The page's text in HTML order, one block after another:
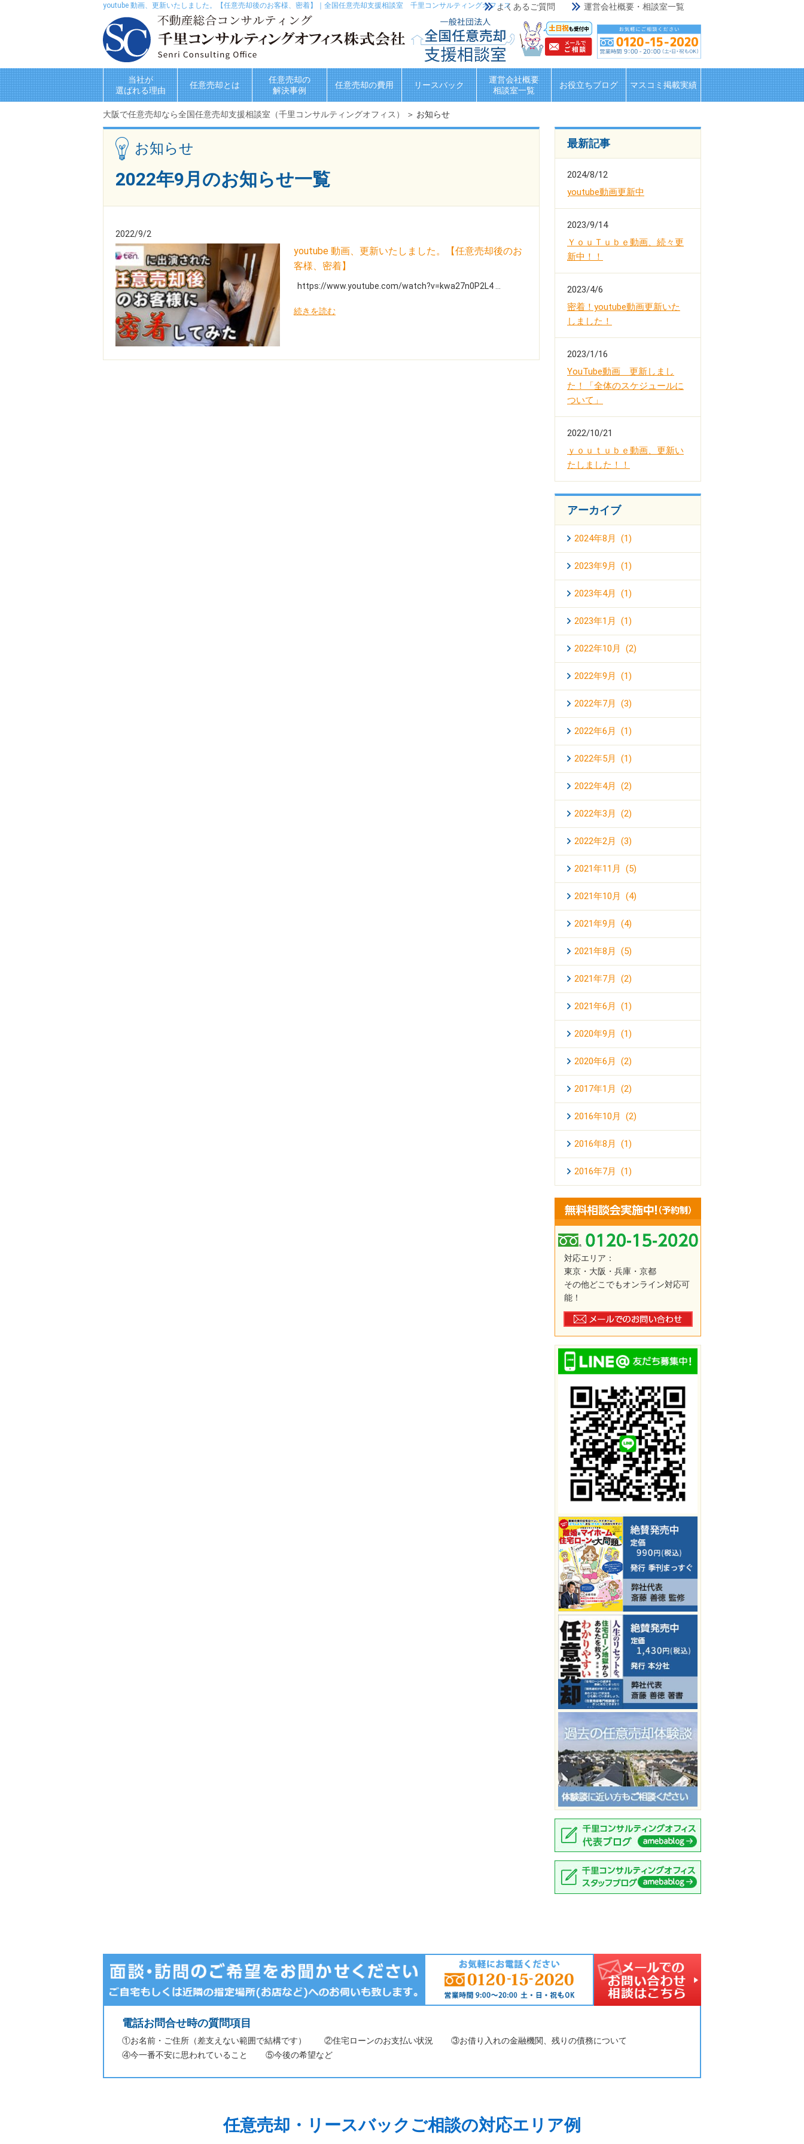
youtube 動画、更新いたしました。【任意売却後のお客様、密着】｜全国任意売却支援相談室 千里コンサルティングオフィスよくあるご質問 運営会社概要・相談室一覧
当社が
選ばれる理由
任意売却とは
任意売却の
解決事例
任意売却の費用 リースバック
運営会社概要
相談室一覧
お役立ちブログ マスコミ掲載実績
大阪で任意売却なら全国任意売却支援相談室（千里コンサルティングオフィス） ＞ お知らせ
お知らせ
2022年9月のお知らせ一覧
2022/9/2
youtube 動画、更新いたしました。【任意売却後のお
客様、密着】
https://www.youtube.com/watch?v=kwa27n0P2L4 ...
続きを読む
最新記事
2024/8/12
youtube動画更新中
2023/9/14
ＹｏｕＴｕｂｅ動画、続々更
新中！！
2023/4/6
密着！youtube動画更新いた
しました！
2023/1/16
YouTube動画 更新しまし
た！「全体のスケジュールに
ついて」
2022/10/21
ｙｏｕｔｕｂｅ動画、更新い
たしました！！
アーカイブ
2024年8月 (1)
2023年9月 (1)
2023年4月 (1)
2023年1月 (1)
2022年10月 (2)
2022年9月 (1)
2022年7月 (3)
2022年6月 (1)
2022年5月 (1)
2022年4月 (2)
2022年3月 (2)
2022年2月 (3)
2021年11月 (5)
2021年10月 (4)
2021年9月 (4)
2021年8月 (5)
2021年7月 (2)
2021年6月 (1)
2020年9月 (1)
2020年6月 (2)
2017年1月 (2)
2016年10月 (2)
2016年8月 (1)
2016年7月 (1)
対応エリア：
東京・大阪・兵庫・京都
その他どこでもオンライン対応可
能！
電話お問合せ時の質問項目
①お名前・ご住所（差支えない範囲で結構です） ②住宅ローンのお支払い状況
③お借り入れの金融機関、残りの債務について
④今一番不安に思われていること
⑤今後の希望など
任意売却・リースバックご相談の対応エリア例